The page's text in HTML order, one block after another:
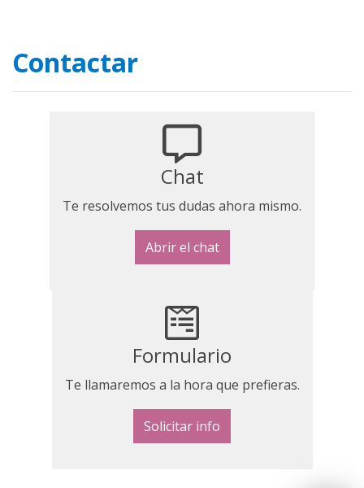
Contactar
Chat
Te resolvemos tus dudas ahora mismo.
Abrir el chat
Formulario
Te llamaremos a la hora que prefieras.
Solicitar info